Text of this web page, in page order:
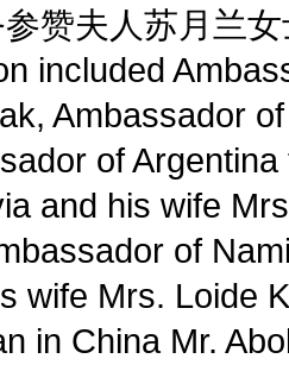
赞夫人苏月兰
included
Ambassador
of
and his wife
of
wife Mrs. Loide
in China Mr.